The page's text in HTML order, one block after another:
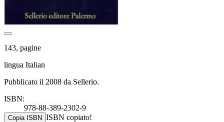
143, pagine
lingua Italian
Pubblicato il 2008 da Sellerio.
ISBN:
978-88-389-2302-9
Copia ISBN ISBN copiato!